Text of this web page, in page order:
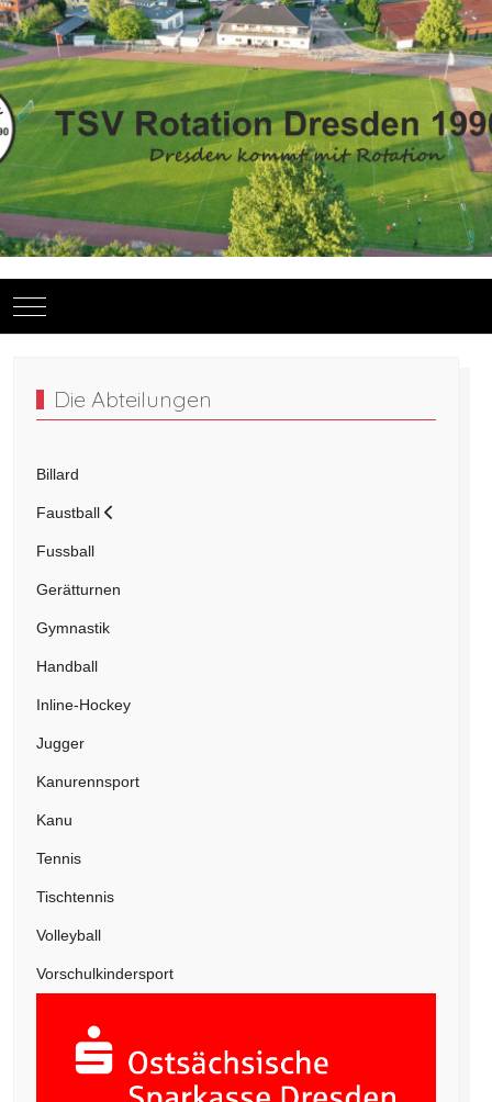
Mobile Menu Toggle
Die Abteilungen
Billard
Faustball
Fussball
Gerätturnen
Gymnastik
Handball
Inline-Hockey
Jugger
Kanurennsport
Kanu
Tennis
Tischtennis
Volleyball
Vorschulkindersport